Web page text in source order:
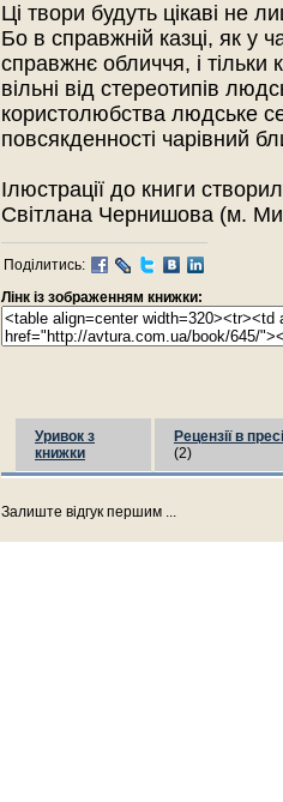
Ці твори будуть цікаві не
Бо в справжній казці, як у
справжнє обличчя, і
вільні від стереотипів
користолюбства людське
повсякденності чарівний
Ілюстрації до книги
Світлана Чернишова (м.
Поділитись:
Лінк із зображенням книжки:
Уривок з
книжки
Рецензії в пресі
(2)
Залиште відгук першим ...